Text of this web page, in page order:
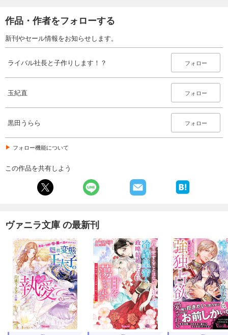
作品・作者をフォローする
新刊やセール情報をお知らせします。
ライバル社長と子作りします！？ フォロー
玉紀直 フォロー
黒田うらら フォロー
フォロー機能について
この作品を共有しよう
ヴァニラ文庫 の最新刊